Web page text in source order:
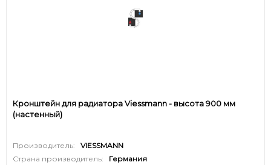
Кронштейн для радиатора Viessmann - высота 900 мм
(настенный)
Производитель:
VIESSMANN
Страна производитель:
Германия